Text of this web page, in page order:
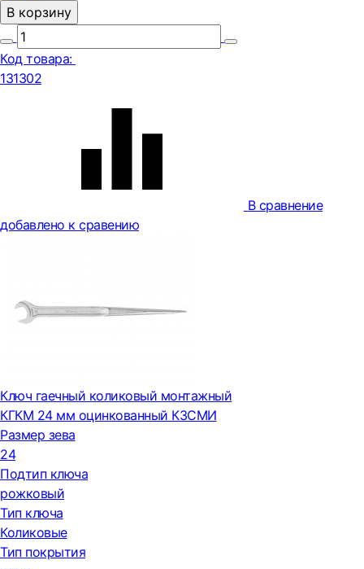
В корзину
Код товара:
131302
В сравнение
добавлено к сравению
Ключ гаечный коликовый монтажный
КГКМ 24 мм оцинкованный КЗСМИ
Размер зева
24
Подтип ключа
рожковый
Тип ключа
Коликовые
Тип покрытия